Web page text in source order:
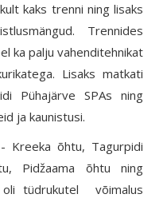
kaks trenni ning lisaks
Trennides
ka palju vahenditehnikat
Lisaks matkati
Pühajärve SPAs ning
ja kaunistusi.
Kreeka õhtu, Tagurpidi
Pidžaama õhtu ning
tüdrukutel võimalus